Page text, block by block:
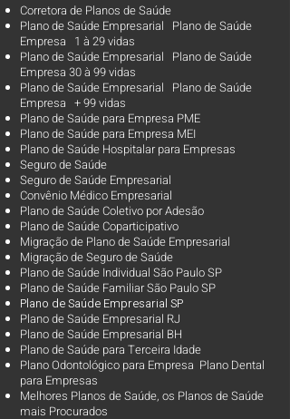
Corretora de Planos de Saúde
Plano de Saúde Empresarial Plano de Saúde
Empresa 1 à 29 vidas
Plano de Saúde Empresarial Plano de Saúde
Empresa 30 à 99 vidas ​
Plano de Saúde Empresarial Plano de Saúde
Empresa + 99 vidas
Plano de Saúde para Empresa PME
Plano de Saúde para Empresa MEI
Plano de Saúde Hospitalar para Empresas
Seguro de Saúde
Seguro de Saúde Empresarial
Convênio Médico Empresarial
Plano de Saúde Coletivo por Adesão
Plano de Saúde Coparticipativo
Migração de Plano de Saúde Empresarial
Migração de Seguro de Saúde
Plano de Saúde Individual São Paulo SP
Plano de Saúde Familiar São Paulo SP
Plano de Saúde Empresarial SP
Plano de Saúde Empresarial RJ
Plano de Saúde Empresarial BH
Plano de Saúde para Terceira Idade
Plano Odontológico para Empresa Plano Dental
para Empresas
Melhores Planos de Saúde, os Planos de Saúde
mais Procurados​